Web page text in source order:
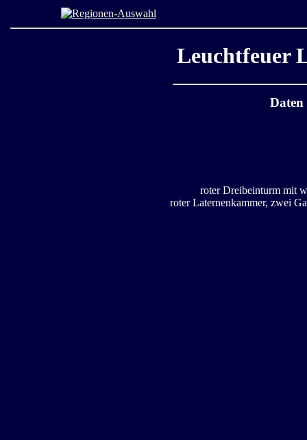
Leuchtfeuer
Daten
roter Dreibeinturm mit
roter Laternenkammer, zwei